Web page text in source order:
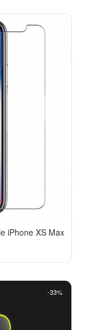
iPhone XS Max
-33%